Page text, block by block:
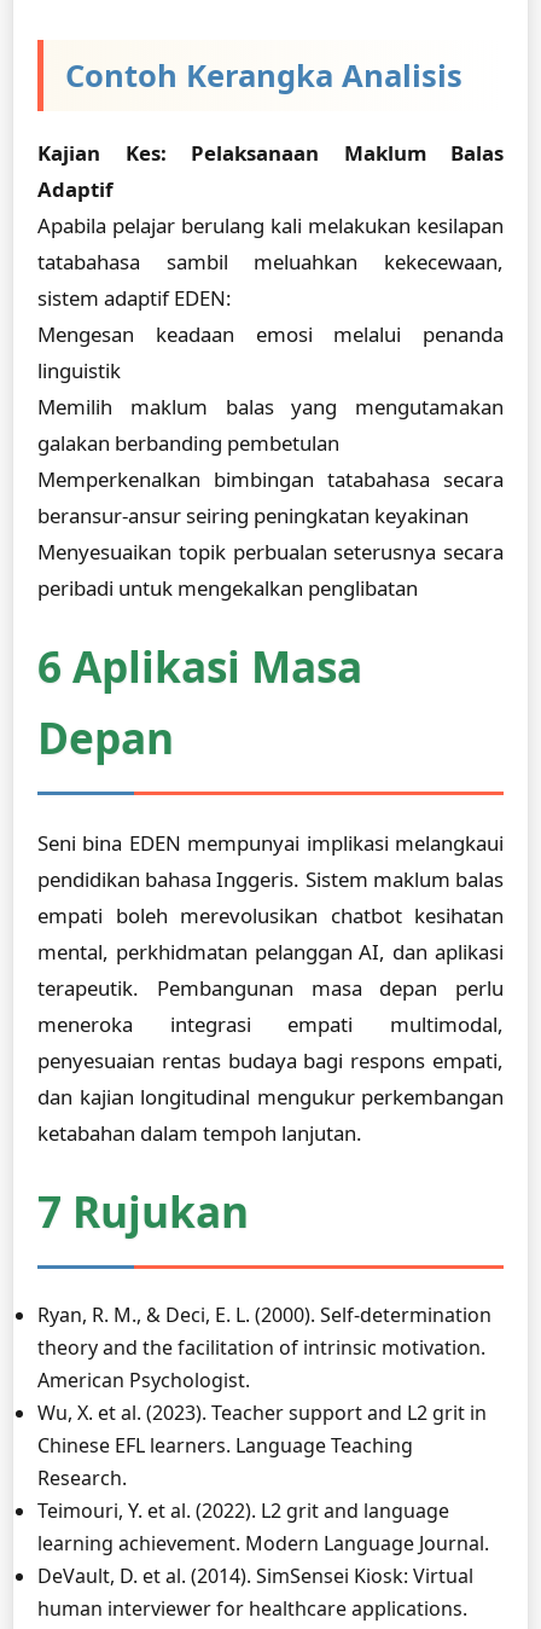
Contoh Kerangka Analisis
Kajian Kes: Pelaksanaan Maklum Balas
Adaptif
Apabila pelajar berulang kali melakukan kesilapan
tatabahasa sambil meluahkan kekecewaan,
sistem adaptif EDEN:
Mengesan keadaan emosi melalui penanda
linguistik
Memilih maklum balas yang mengutamakan
galakan berbanding pembetulan
Memperkenalkan bimbingan tatabahasa secara
beransur-ansur seiring peningkatan keyakinan
Menyesuaikan topik perbualan seterusnya secara
peribadi untuk mengekalkan penglibatan
6 Aplikasi Masa
Depan
Seni bina EDEN mempunyai implikasi melangkaui
pendidikan bahasa Inggeris. Sistem maklum balas
empati boleh merevolusikan chatbot kesihatan
mental, perkhidmatan pelanggan AI, dan aplikasi
terapeutik. Pembangunan masa depan perlu
meneroka integrasi empati multimodal,
penyesuaian rentas budaya bagi respons empati,
dan kajian longitudinal mengukur perkembangan
ketabahan dalam tempoh lanjutan.
7 Rujukan
Ryan, R. M., & Deci, E. L. (2000). Self-determination
theory and the facilitation of intrinsic motivation.
American Psychologist.
Wu, X. et al. (2023). Teacher support and L2 grit in
Chinese EFL learners. Language Teaching
Research.
Teimouri, Y. et al. (2022). L2 grit and language
learning achievement. Modern Language Journal.
DeVault, D. et al. (2014). SimSensei Kiosk: Virtual
human interviewer for healthcare applications.